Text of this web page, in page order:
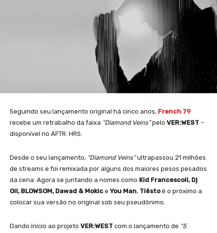
Seguindo seu lançamento original há cinco anos, French 79
recebe um retrabalho da faixa “Diamond Veins”pelo VER:WEST –
disponível no AFTR: HRS.
Desde o seu lançamento, “Diamond Veins”ultrapassou 21 milhões
de streams e foi remixada por alguns dos maiores pesos pesados
​​da cena. Agora se juntando a nomes como Kid Francescoli, Dj
Oil, BLOWSOM, Dawad & Mokic e You Man, Tiëstoé o próximo a
colocar sua versão no original sob seu pseudônimo.
Dando início ao projeto VER:WEST com o lançamento de “5